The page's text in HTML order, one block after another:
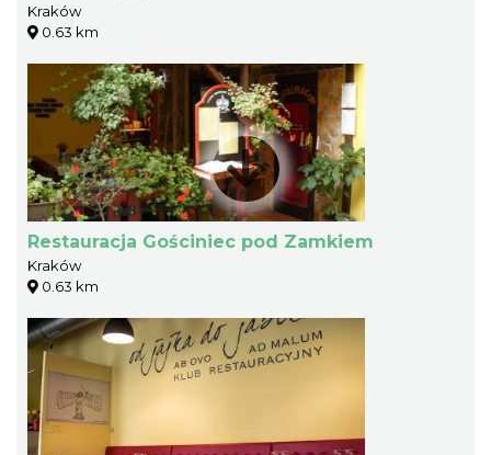
Kraków
0.63 km
Restauracja Gościniec pod Zamkiem
Kraków
0.63 km